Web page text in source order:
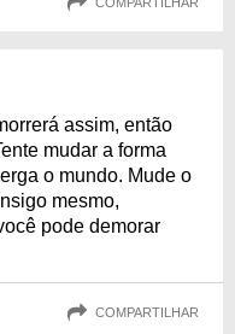
assim, então
mudar a forma
o mundo. Mude o
mesmo,
pode demorar
COMPARTILHAR